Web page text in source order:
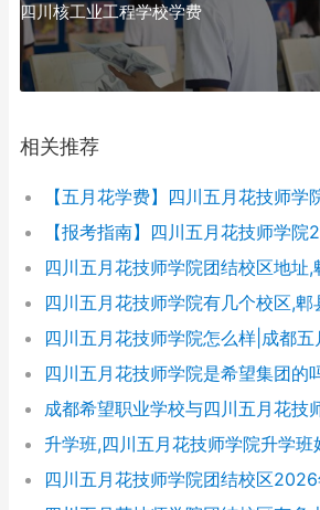
四川核工业工程学校学费
相关推荐
四川五月花技师学院团结校区